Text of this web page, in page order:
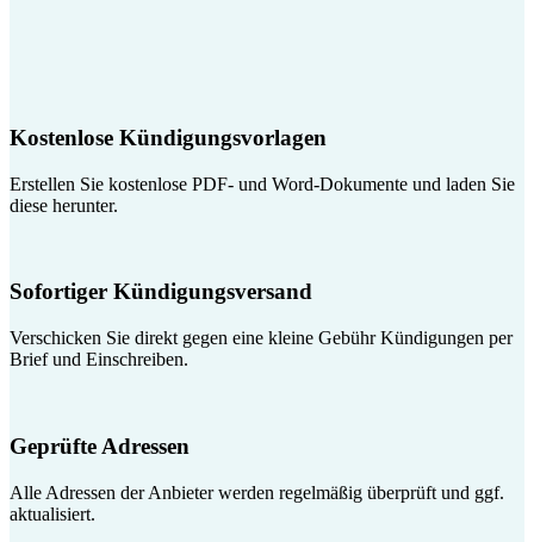
Kostenlose Kündigungsvorlagen
Erstellen Sie kostenlose PDF- und Word-Dokumente und laden Sie
diese herunter.
Sofortiger Kündigungsversand
Verschicken Sie direkt gegen eine kleine Gebühr Kündigungen per
Brief und Einschreiben.
Geprüfte Adressen
Alle Adressen der Anbieter werden regelmäßig überprüft und ggf.
aktualisiert.